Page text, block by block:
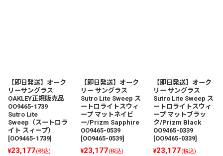
【即日発送】オーク
リーサングラス
OAKLEY正規販売品
OO9465-1739
Sutro Lite
Sweep（スートロラ
イト スィープ）
[OO9465-1739]
¥23,177(税込)
【即日発送】オーク
リー サングラス
Sutro Lite Sweep ス
ートロライトスウィ
ープ マットネイビ
ー/Prizm Sapphire
OO9465-0539
[OO9465-0539]
¥23,177(税込)
【即日発送】オーク
リー サングラス
Sutro Lite Sweep ス
ートロライトスウィ
ープ マットブラッ
ク/Prizm Black
OO9465-0339
[OO9465-0339]
¥23,177(税込)